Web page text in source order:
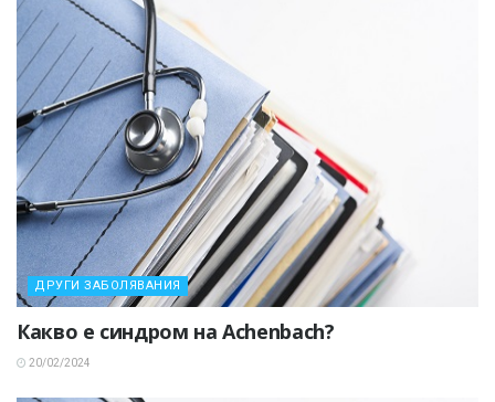
ДРУГИ ЗАБОЛЯВАНИЯ
Какво е синдром на Achenbach?
20/02/2024